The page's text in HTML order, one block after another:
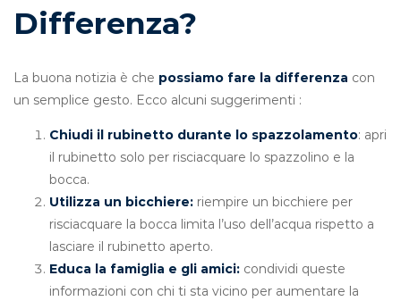
Differenza?
La buona notizia è che possiamo fare la differenza con
un semplice gesto. Ecco alcuni suggerimenti :
Chiudi il rubinetto durante lo spazzolamento: apri
il rubinetto solo per risciacquare lo spazzolino e la
bocca.
Utilizza un bicchiere: riempire un bicchiere per
risciacquare la bocca limita l’uso dell’acqua rispetto a
lasciare il rubinetto aperto.
Educa la famiglia e gli amici: condividi queste
informazioni con chi ti sta vicino per aumentare la